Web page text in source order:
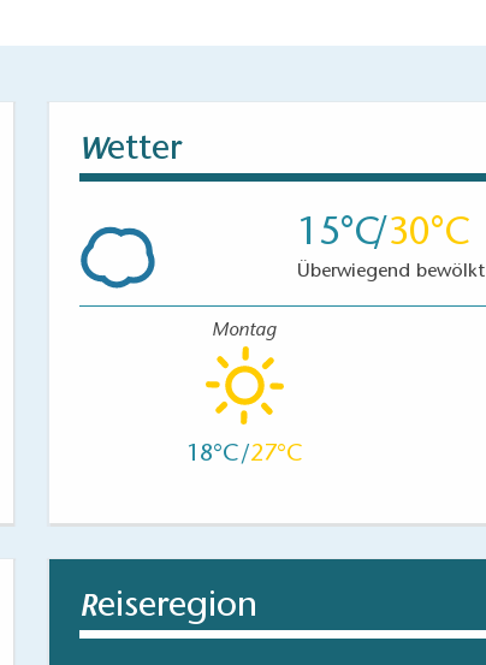
Wetter
15 30
Überwiegend bewölkt
Montag
18 27
Reiseregion